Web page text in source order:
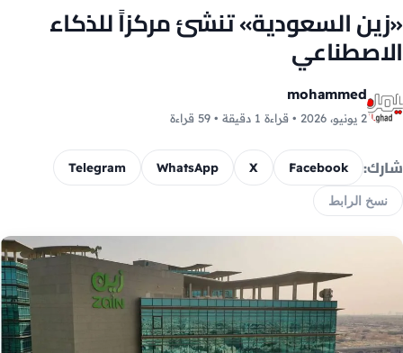
«زين السعودية» تنشئ مركزاً للذكاء
الاصطناعي
mohammed
2 يونيو، 2026 • قراءة 1 دقيقة • 59 قراءة
شارك: Facebook
X
WhatsApp
Telegram
نسخ الرابط